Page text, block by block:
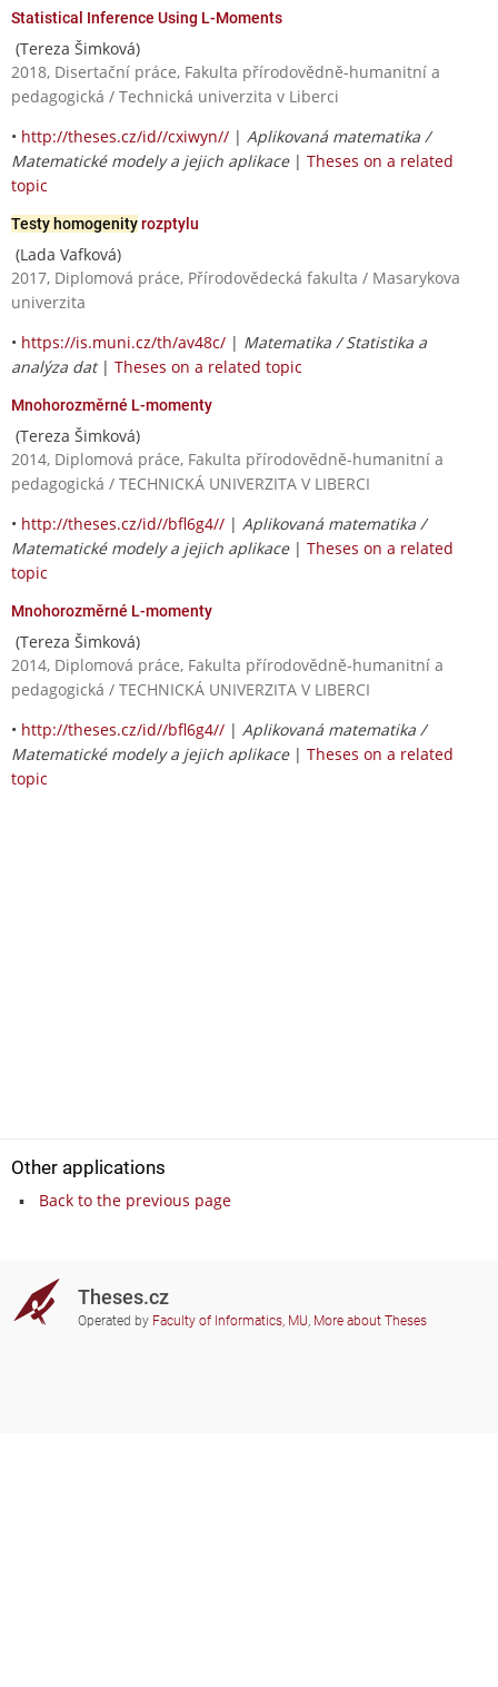
Statistical Inference Using L-Moments
(Tereza Šimková)
2018, Disertační práce, Fakulta přírodovědně-humanitní a
pedagogická / Technická univerzita v Liberci
• http://theses.cz/id//cxiwyn// | Aplikovaná matematika /
Matematické modely a jejich aplikace| Theses on a related
topic
Testy homogenityrozptylu
(Lada Vafková)
2017, Diplomová práce, Přírodovědecká fakulta / Masarykova
univerzita
• https://is.muni.cz/th/av48c/ | Matematika / Statistika a
analýza dat| Theses on a related topic
Mnohorozměrné L-momenty
(Tereza Šimková)
2014, Diplomová práce, Fakulta přírodovědně-humanitní a
pedagogická / TECHNICKÁ UNIVERZITA V LIBERCI
• http://theses.cz/id//bfl6g4// | Aplikovaná matematika /
Matematické modely a jejich aplikace| Theses on a related
topic
Mnohorozměrné L-momenty
(Tereza Šimková)
2014, Diplomová práce, Fakulta přírodovědně-humanitní a
pedagogická / TECHNICKÁ UNIVERZITA V LIBERCI
• http://theses.cz/id//bfl6g4// | Aplikovaná matematika /
Matematické modely a jejich aplikace| Theses on a related
topic
Other applications
Back to the previous page
Theses.cz
Operated by Faculty of Informatics, MU, More about Theses